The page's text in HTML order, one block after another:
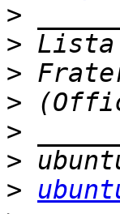
>
>
>
>
>
>
>